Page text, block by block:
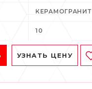
КЕРАМОГРАНИТ
10
УЗНАТЬ ЦЕНУ